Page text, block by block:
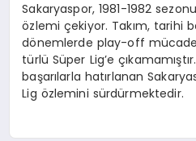
Sakaryaspor, 1981-1982
özlemi çekiyor. Takım, tarihi
dönemlerde play-off
türlü Süper Lig’e
başarılarla hatırlanan
Lig özlemini sürdürmektedir.